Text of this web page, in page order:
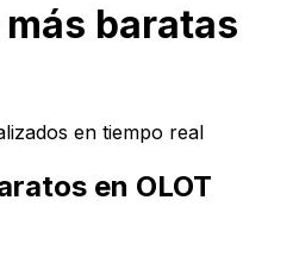
baratas
en tiempo real
en OLOT